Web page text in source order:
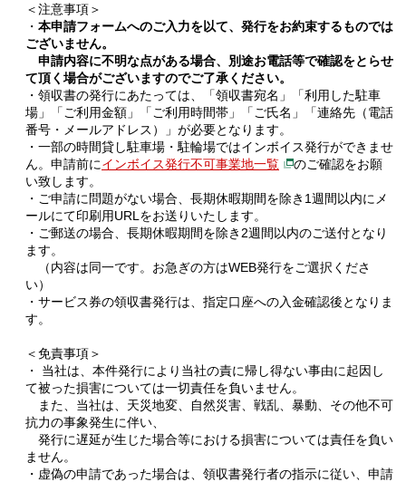
＜注意事項＞
・ 本申請フォームへのご入力を以て、発行をお約束するものでは
ございません。
申請内容に不明な点がある場合、別途お電話等で確認をとらせ
て頂く場合がございますのでご了承ください。
・領収書の発行にあたっては、「領収書宛名」「利用した駐車
場」「ご利用金額」「ご利用時間帯」「ご氏名」「連絡先（電話
番号・メールアドレス）」が必要となります。
・一部の時間貸し駐車場・駐輪場ではインボイス発行ができませ
ん。申請前にインボイス発行不可事業地一覧
のご確認をお願
い致します。
・ご申請に問題がない場合、長期休暇期間を除き1週間以内にメ
ールにて印刷用URLをお送りいたします。
・ご郵送の場合、長期休暇期間を除き2週間以内のご送付となり
ます。
（内容は同一です。お急ぎの方はWEB発行をご選択くださ
い）
・サービス券の領収書発行は、指定口座への入金確認後となりま
す。
＜免責事項＞
・ 当社は、本件発行により当社の責に帰し得ない事由に起因し
て被った損害については一切責任を負いません。
また、当社は、天災地変、自然災害、戦乱、暴動、その他不可
抗力の事象発生に伴い、
発行に遅延が生じた場合等における損害については責任を負い
ません。
・虚偽の申請であった場合は、領収書発行者の指示に従い、申請